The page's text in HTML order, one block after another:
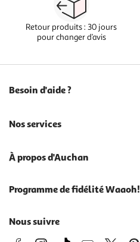
Retour produits : 30 jours
pour changer d’avis
Besoin d'aide ?
Nos services
À propos d'Auchan
Programme de fidélité Waaoh!
Nous suivre